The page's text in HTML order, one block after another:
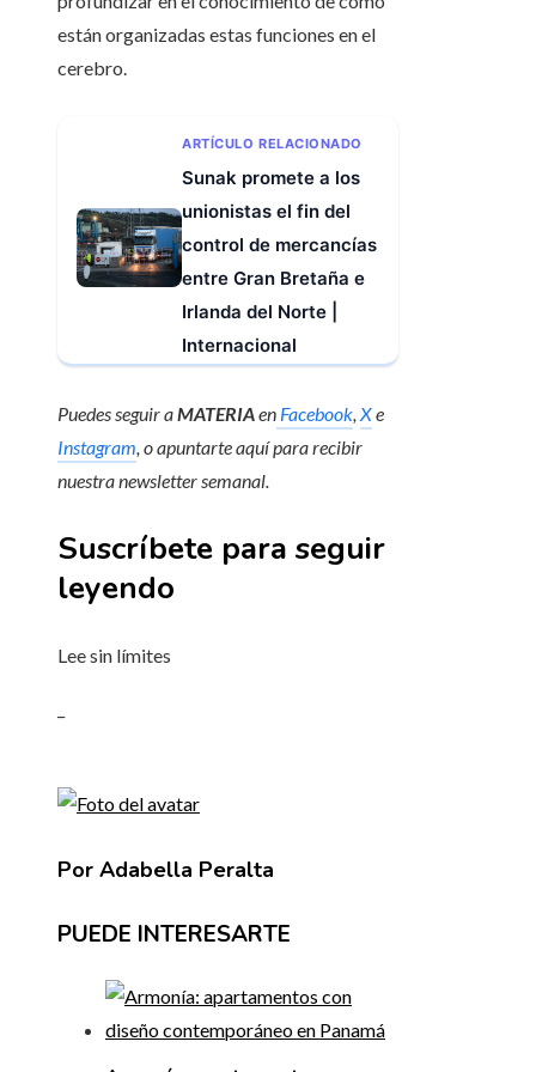
están organizadas estas funciones en el
cerebro.
ARTÍCULO RELACIONADO
Sunak promete a los
unionistas el fin del
control de mercancías
entre Gran Bretaña e
Irlanda del Norte |
Internacional
Puedes seguir aMATERIAen Facebook, Xe
Instagram, o apuntarte aquí para recibir
nuestra newsletter semanal.
Suscríbete para seguir
leyendo
Lee sin límites
Por Adabella Peralta
PUEDE INTERESARTE